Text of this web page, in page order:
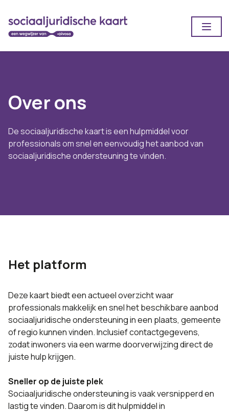
Over ons
De sociaaljuridische kaart is een hulpmiddel voor
professionals om snel en eenvoudig het aanbod van
sociaaljuridische ondersteuning te vinden.
Het platform
Deze kaart biedt een actueel overzicht waar
professionals makkelijk en snel het beschikbare aanbod
sociaaljuridische ondersteuning in een plaats, gemeente
of regio kunnen vinden. Inclusief contactgegevens,
zodat inwoners via een warme doorverwijzing direct de
juiste hulp krijgen.
Sneller op de juiste plek
Sociaaljuridische ondersteuning is vaak versnipperd en
lastig te vinden. Daarom is dit hulpmiddel in